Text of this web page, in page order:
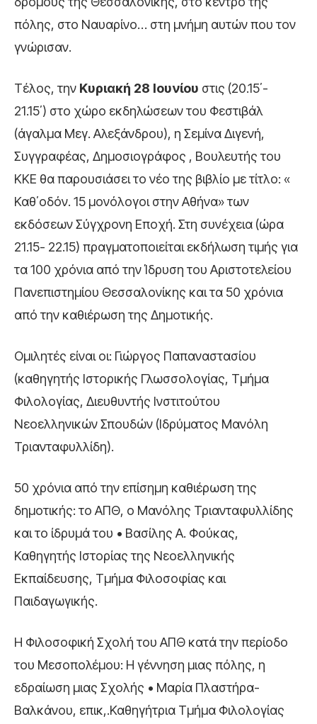
πόλης, στο Ναυαρίνο… στη μνήμη αυτών που τον
γνώρισαν.
Τέλος, την Κυριακή 28 Ιουνίου στις (20.15΄-
21.15΄) στο χώρο εκδηλώσεων του Φεστιβάλ
(άγαλμα Μεγ. Αλεξάνδρου), η Σεμίνα Διγενή,
Συγγραφέας, Δημοσιογράφος , Βουλευτής του
ΚΚΕ θα παρουσιάσει το νέο της βιβλίο με τίτλο: «
Καθ΄οδόν. 15 μονόλογοι στην Αθήνα» των
εκδόσεων Σύγχρονη Εποχή. Στη συνέχεια (ώρα
21.15- 22.15) πραγματοποιείται εκδήλωση τιμής για
τα 100 χρόνια από την Ίδρυση του Αριστοτελείου
Πανεπιστημίου Θεσσαλονίκης και τα 50 χρόνια
από την καθιέρωση της Δημοτικής.
Ομιλητές είναι οι: Γιώργος Παπαναστασίου
(καθηγητής Ιστορικής Γλωσσολογίας, Τμήμα
Φιλολογίας, Διευθυντής Ινστιτούτου
Νεοελληνικών Σπουδών (Ιδρύματος Μανόλη
Τριανταφυλλίδη).
50 χρόνια από την επίσημη καθιέρωση της
δημοτικής: το ΑΠΘ, ο Μανόλης Τριανταφυλλίδης
και το ίδρυμά του • Βασίλης Α. Φούκας,
Καθηγητής Ιστορίας της Νεοελληνικής
Εκπαίδευσης, Τμήμα Φιλοσοφίας και
Παιδαγωγικής.
Η Φιλοσοφική Σχολή του ΑΠΘ κατά την περίοδο
του Μεσοπολέμου: Η γέννηση μιας πόλης, η
εδραίωση μιας Σχολής • Μαρία Πλαστήρα-
Βαλκάνου, επικ,.Καθηγήτρια Τμήμα Φιλολογίας